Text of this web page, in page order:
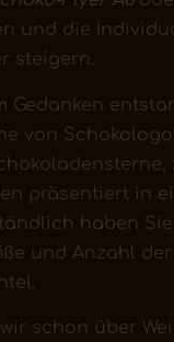
und die
steigern.
Gedanken
von
präsentiert in
haben
und Anzahl
schon über